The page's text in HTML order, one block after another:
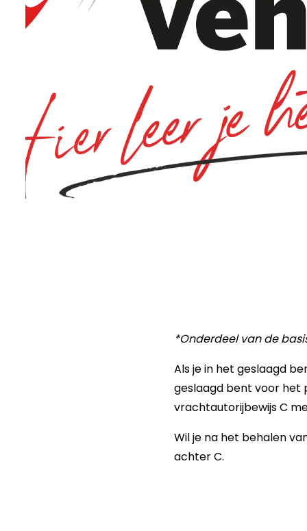
*Onderdeel van de
Als je in het geslaagd
geslaagd bent voor het
vrachtautorijbewijs C
Wil je na het behalen
achter C.